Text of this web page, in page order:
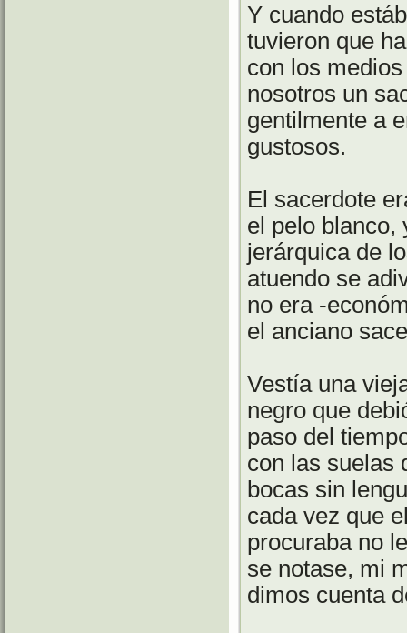
Y cuando
tuvieron que
con los
nosotros un
gentilmente a
gustosos.
El sacerdote
el pelo blanco,
jerárquica de
atuendo se
no era -
el anciano
Vestía una
negro que
paso del
con las suelas
bocas sin
cada vez que
procuraba no
se notase, mi
dimos cuenta